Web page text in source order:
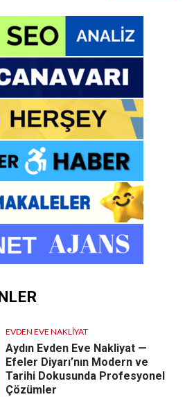
EVDEN EVE NAKLIYAT
Aydın Evden Eve Nakliyat —
Efeler Diyarı’nın Modern ve
Tarihi Dokusunda Profesyonel
Çözümler